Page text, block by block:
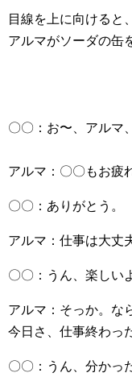
目線を上に向けると、
アルマがソーダの缶
〇〇：お〜、アルマ
アルマ：〇〇もお疲
〇〇：ありがとう。
アルマ：仕事は大丈
〇〇：うん、楽しい
アルマ：そっか。な
今日さ、仕事終わっ
〇〇：うん、分かっ